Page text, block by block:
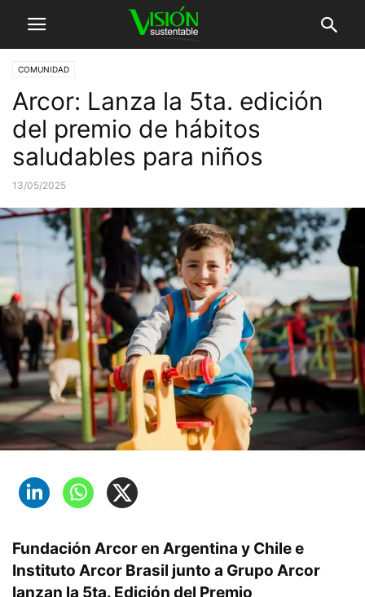
COMUNIDAD
Arcor: Lanza la 5ta. edición
del premio de hábitos
saludables para niños
13/05/2025
Fundación Arcor en Argentina y Chile e
Instituto Arcor Brasil junto a Grupo Arcor
lanzan la 5ta. Edición del Premio